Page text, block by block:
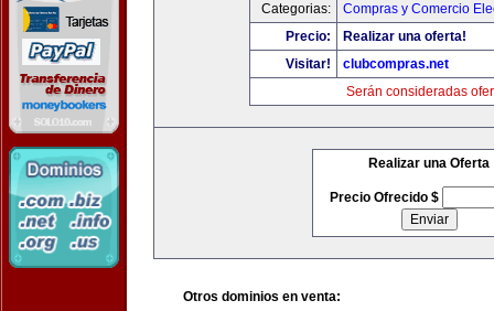
Categorias:
Compras y Comercio
Precio:
Realizar una oferta!
Visitar!
clubcompras.net
Serán consideradas
Realizar una Oferta
Precio Ofrecido $
Otros dominios en venta: